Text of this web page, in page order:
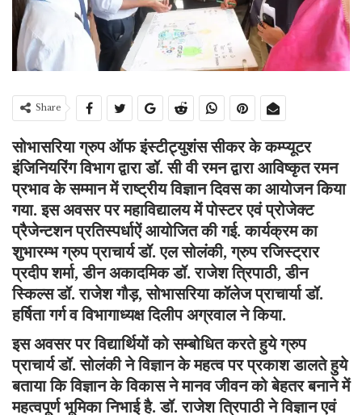
Share
सोभासरिया ग्रुप ऑफ इंस्टीट्युशंस सीकर के कम्प्यूटर
इंजिनियरिंग विभाग द्वारा डॉ. सी वी रमन द्वारा आविष्कृत रमन
प्रभाव के सम्मान में राष्ट्रीय विज्ञान दिवस का आयोजन किया
गया. इस अवसर पर महाविद्यालय में पोस्टर एवं प्रोजेक्ट
प्रैजेन्टशन प्रतिस्पर्धाऐं आयोजित की गई. कार्यक्रम का
शुभारम्भ ग्रुप प्राचार्य डॉ. एल सोलंकी, ग्रुप रजिस्ट्रार
प्रदीप शर्मा, डीन अकादमिक डॉ. राजेश त्रिपाठी, डीन
स्किल्स डॉ. राजेश गौड़, सोभासरिया कॉलेज प्राचार्या डॉ.
हर्षिता गर्ग व विभागाध्यक्ष दिलीप अग्रवाल ने किया.
इस अवसर पर विद्यार्थियों को सम्बोधित करते हुये ग्रुप
प्राचार्य डॉ. सोलंकी ने विज्ञान के महत्व पर प्रकाश डालते हुये
बताया कि विज्ञान के विकास ने मानव जीवन को बेहतर बनाने में
महत्वपूर्ण भूमिका निभाई है. डॉ. राजेश त्रिपाठी ने विज्ञान एवं